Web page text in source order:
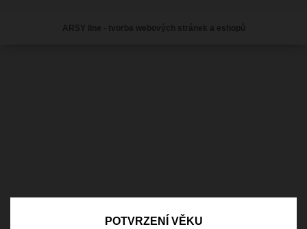
POTVRZENÍ VĚKU